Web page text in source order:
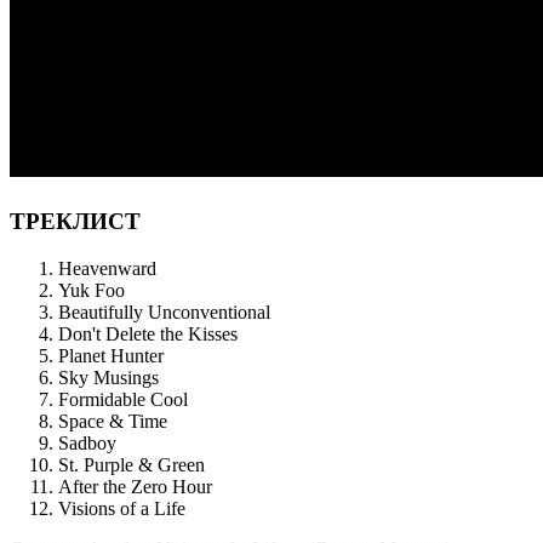
ТРЕКЛИСТ
Heavenward
Yuk Foo
Beautifully Unconventional
Don't Delete the Kisses
Planet Hunter
Sky Musings
Formidable Cool
Space & Time
Sadboy
St. Purple & Green
After the Zero Hour
Visions of a Life